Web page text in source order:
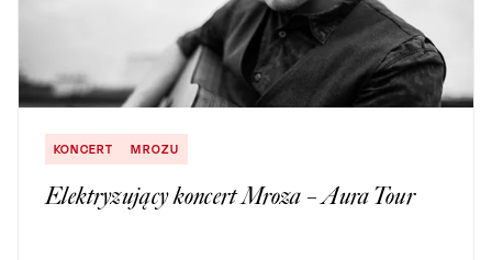
KONCERT MROZU
Elektryzujący koncert Mroza – Aura Tour